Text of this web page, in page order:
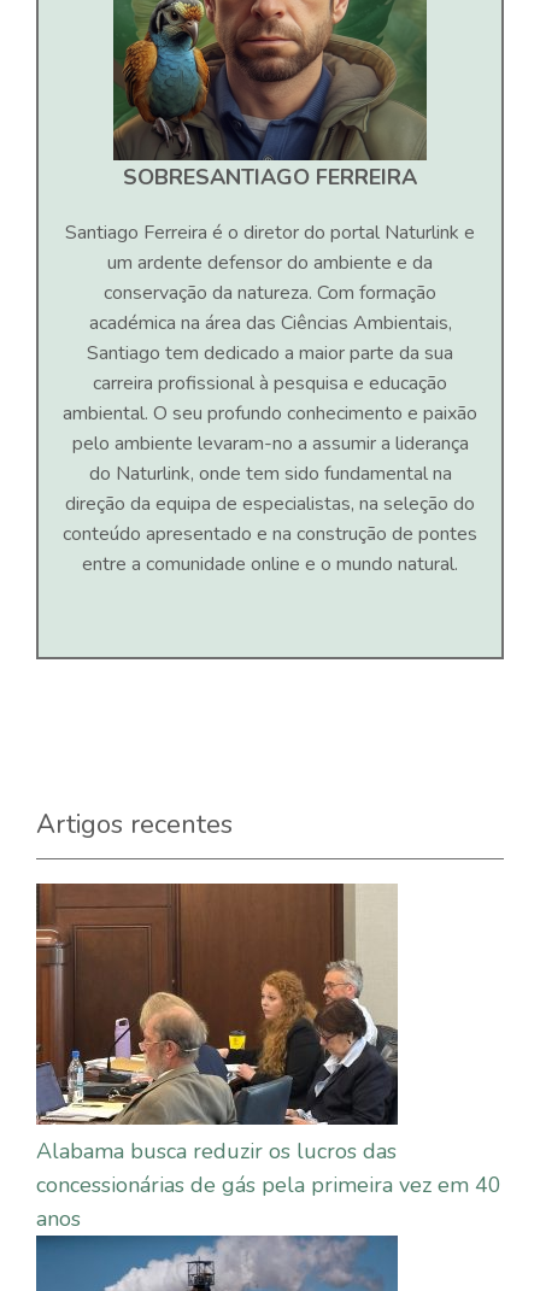
SOBRESANTIAGO FERREIRA
Santiago Ferreira é o diretor do portal Naturlink e
um ardente defensor do ambiente e da
conservação da natureza. Com formação
académica na área das Ciências Ambientais,
Santiago tem dedicado a maior parte da sua
carreira profissional à pesquisa e educação
ambiental. O seu profundo conhecimento e paixão
pelo ambiente levaram-no a assumir a liderança
do Naturlink, onde tem sido fundamental na
direção da equipa de especialistas, na seleção do
conteúdo apresentado e na construção de pontes
entre a comunidade online e o mundo natural.
Artigos recentes
Alabama busca reduzir os lucros das
concessionárias de gás pela primeira vez em 40
anos